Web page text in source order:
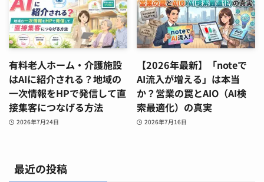
有料老人ホーム・介護施設
はAIに紹介される？地域の
一次情報をHPで発信して直
接集客につなげる方法
2026年7月24日
【2026年最新】「noteで
AI流入が増える」は本当
か？営業の罠とAIO（AI検
索最適化）の真実
2026年7月16日
最近の投稿